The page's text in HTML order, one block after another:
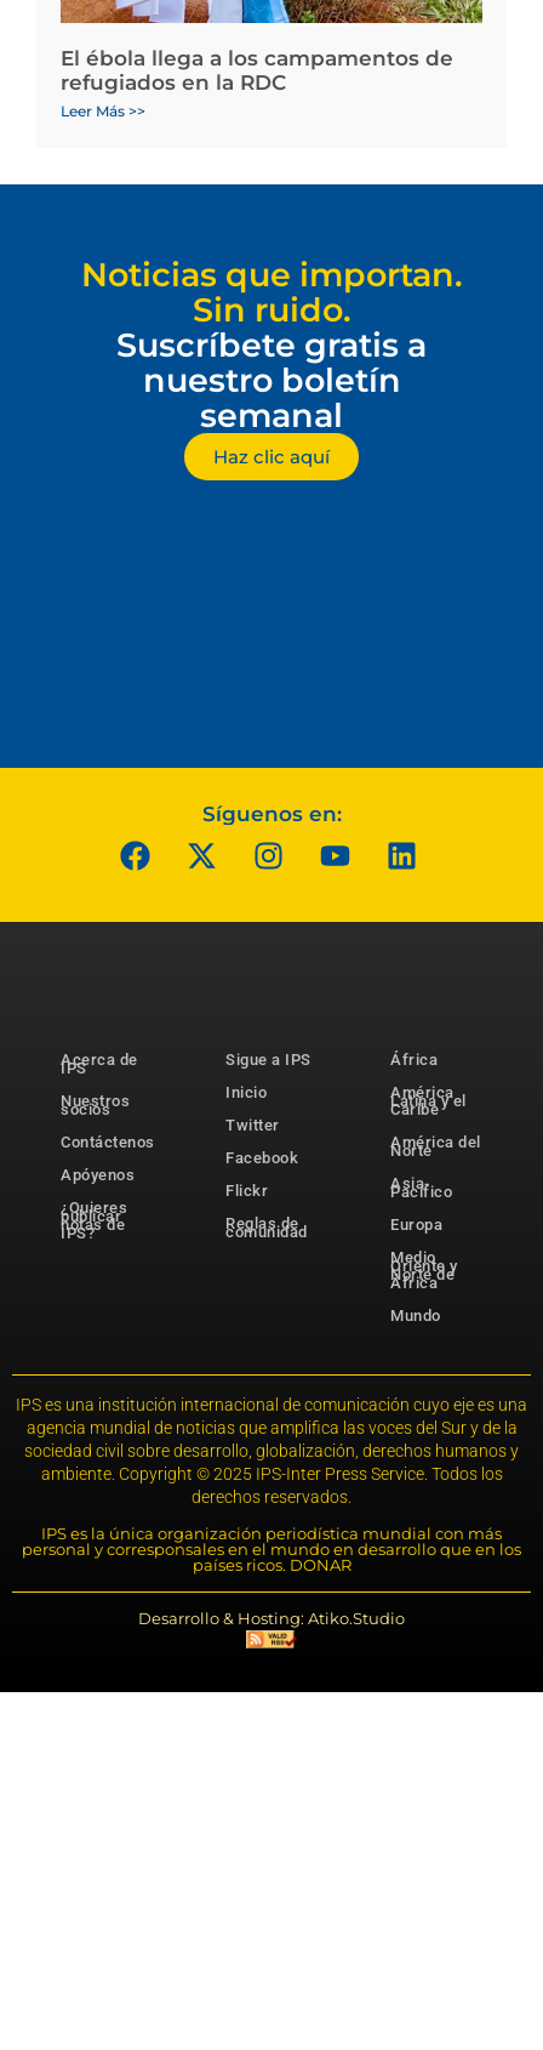
El ébola llega a los campamentos de
refugiados en la RDC
Leer Más >>
Noticias que importan.
Sin ruido.
Suscríbete gratis a
nuestro boletín
semanal
Haz clic aquí
Síguenos en:
Acerca de
IPS
Nuestros
socios
Contáctenos
Apóyenos
¿Quieres
publicar
notas de
IPS?
Sigue a IPS
Inicio
Twitter
Facebook
Flickr
Reglas de
comunidad
África
América
Latina y el
Caribe
América del
Norte
Asia-
Pacífico
Europa
Medio
Oriente y
Norte de
África
Mundo
IPS es una institución internacional de comunicación cuyo eje es una
agencia mundial de noticias que amplifica las voces del Sur y de la
sociedad civil sobre desarrollo, globalización, derechos humanos y
ambiente. Copyright © 2025 IPS-Inter Press Service. Todos los
derechos reservados.
IPS es la única organización periodística mundial con más
personal y corresponsales en el mundo en desarrollo que en los
países ricos. DONAR
Desarrollo & Hosting: Atiko.Studio